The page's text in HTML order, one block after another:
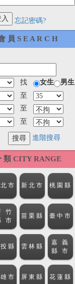
忘記密碼?
員 S E A R C H
找 女生
男生
至
至
至
進階搜尋
類 CITY RANGE